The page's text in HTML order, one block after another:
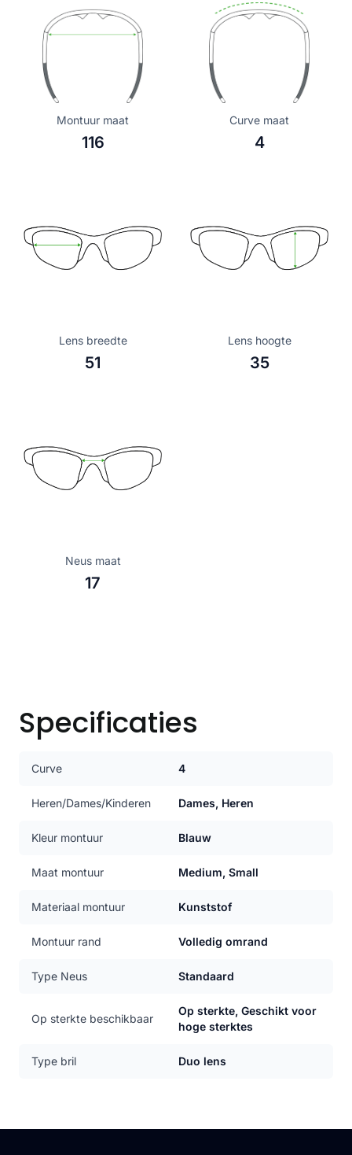
Montuur maat
116
Curve maat
4
Lens breedte
51
Lens hoogte
35
Neus maat
17
Specificaties
Curve 4
Heren/Dames/Kinderen Dames, Heren
Kleur montuur Blauw
Maat montuur Medium, Small
Materiaal montuur Kunststof
Montuur rand Volledig omrand
Type Neus Standaard
Op sterkte beschikbaar
Op sterkte, Geschikt voor
hoge sterktes
Type bril Duo lens